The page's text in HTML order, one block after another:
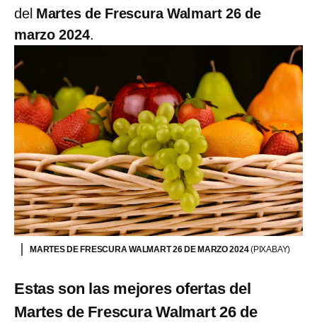
del Martes de Frescura Walmart 26 de
marzo 2024.
MARTES DE FRESCURA WALMART 26 DE MARZO 2024(PIXABAY)
Estas son las mejores ofertas del
Martes de Frescura Walmart 26 de